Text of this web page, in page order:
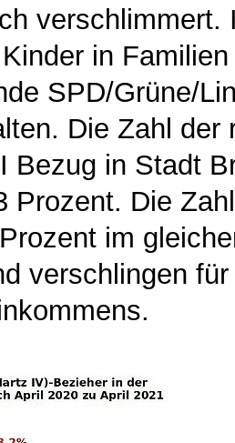
in
SPD/Grüne/
Die Zahl
Bezug in Stadt
Prozent. Die
im
verschlingen